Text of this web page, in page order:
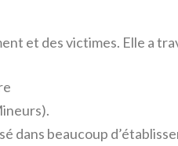
et des victimes. Elle a
dans beaucoup